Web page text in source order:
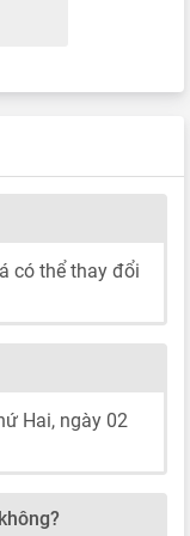
có thể thay đổi
Hai, ngày 02